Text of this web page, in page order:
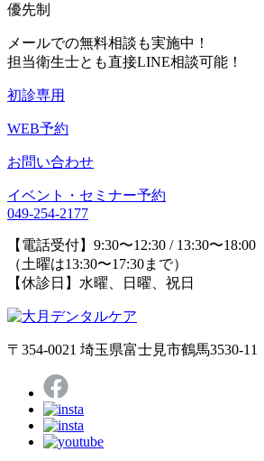
優先制
メールでの無料相談も実施中！
担当衛生士とも直接LINE相談可能！
初診専用
WEB予約
お問い合わせ
イベント・セミナー予約
049-254-2177
【電話受付】9:30〜12:30 / 13:30〜18:00
（土曜は13:30〜17:30まで）
【休診日】水曜、日曜、祝日
〒354-0021 埼玉県富士見市鶴馬3530-11